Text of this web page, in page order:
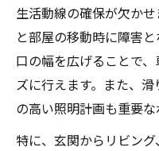
点
リフォーム費
び方
自治体の高齢
マンションリ
成金情報
生活動線の確保が欠か
と部屋の移動時に障害
口の幅を広げることで
ズに行えます。また、
の高い照明計画も重要な
特に、玄関からリビン